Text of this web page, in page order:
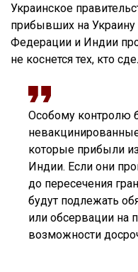
Украинское
прибывших на Украину
Федерации и Индии
не коснется тех, кто
Особому контролю
которые прибыли
Индии. Если они
до пересечения
будут подлежать
или обсервации на
возможности